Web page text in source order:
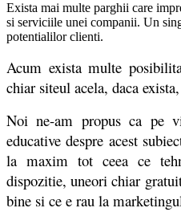
Exista mai multe parghii care
si serviciile unei companii. Un
potentialilor clienti.
Acum exista multe
chiar siteul acela, daca
Noi ne-am propus ca pe
educative despre acest
la maxim tot ceea ce
dispozitie, uneori chiar
bine si ce e rau la